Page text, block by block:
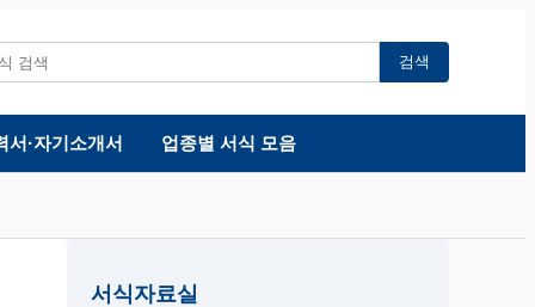
검색
서·자기소개서 업종별 서식 모음
서식자료실